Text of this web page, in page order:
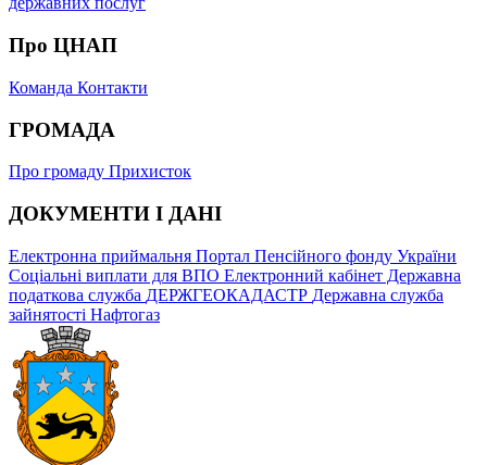
Про ЦНАП
Команда Контакти
ГРОМАДА
Про громаду Прихисток
ДОКУМЕНТИ І ДАНІ
Електронна приймальня Портал Пенсійного фонду України
Соціальні виплати для ВПО Електронний кабінет Державна
податкова служба ДЕРЖГЕОКАДАСТР Державна служба
зайнятості Нафтогаз